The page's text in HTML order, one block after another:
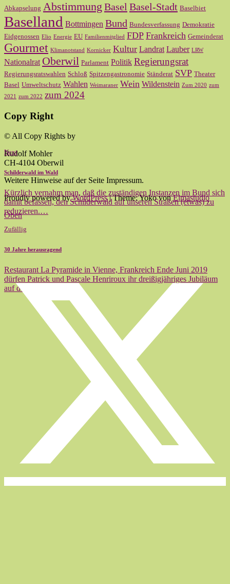
Abkapselung Abstimmung Basel Basel-Stadt Baselbiet
Baselland Bottmingen Bund Bundesverfassung Demokratie
Eidgenossen Elio Energie EU Familienmitglied FDP Frankreich Gemeinderat
Gourmet Klimanotstand Kornicker Kultur Landrat Lauber LRW
Nationalrat Oberwil Parlament Politik Regierungsrat
Regierungsratswahlen Schloß Spitzengastronomie Ständerat SVP Theater
Basel Umweltschutz Wahlen Weimaraner Wein Wildenstein Zum 2020 zum
2021 zum 2022 zum 2024
Copy Right
© All Copy Rights by
Rudolf Mohler
CH-4104 Oberwil
Weitere Hinweise auf der Seite Impressum.
Proudly powered byWordPress|Theme: Yoko vonElmastudio
Oben
Next
Schilderwald im Wald
Kürzlich vernahm man, daß die zuständigen Instanzen im Bund sich
damit befassen, den Schilderwald auf unseren Straßen (etwas) zu
reduzieren.…
Zufällig
30 Jahre herausragend
Restaurant La Pyramide in Vienne, Frankreich Ende Juni 2019
dürfen Patrick und Pascale Henriroux ihr dreißigjähriges Jubiläum
auf dem Restaurant…